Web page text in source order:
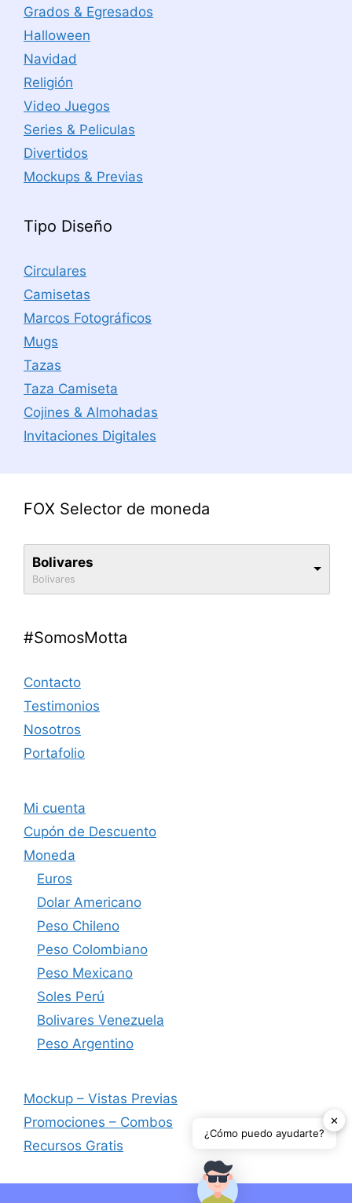
Grados & Egresados
Halloween
Navidad
Religión
Video Juegos
Series & Peliculas
Divertidos
Mockups & Previas
Tipo Diseño
Circulares
Camisetas
Marcos Fotográficos
Mugs
Tazas
Taza Camiseta
Cojines & Almohadas
Invitaciones Digitales
FOX Selector de moneda
Bolivares
Bolivares
#SomosMotta
Contacto
Testimonios
Nosotros
Portafolio
Mi cuenta
Cupón de Descuento
Moneda
Euros
Dolar Americano
Peso Chileno
Peso Colombiano
Peso Mexicano
Soles Perú
Bolivares Venezuela
Peso Argentino
Mockup – Vistas Previas
Promociones – Combos
Recursos Gratis
✕
¿Cómo puedo ayudarte?